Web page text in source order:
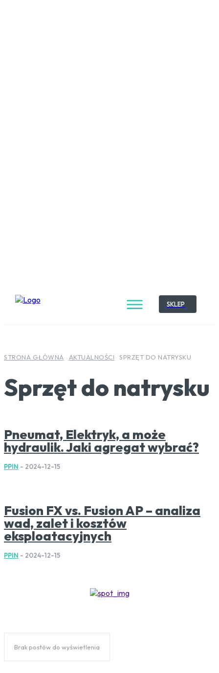
SKLEP
STRONA GŁÓWNA AKTUALNOŚCI SPRZĘT DO NATRYSKU
Sprzęt do natrysku
Pneumat, Elektryk, a może
hydraulik. Jaki agregat wybrać?
PPIN - 2024-12-15
Fusion FX vs. Fusion AP – analiza
wad, zalet i kosztów
eksploatacyjnych
PPIN - 2024-12-15
Brak postów do wyświetlenia